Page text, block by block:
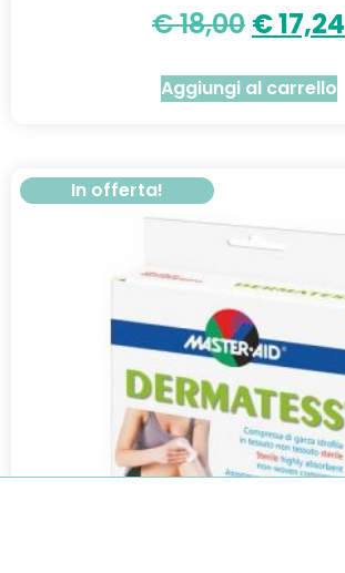
€18,00 €17,24
Aggiungi al carrello
In offerta!